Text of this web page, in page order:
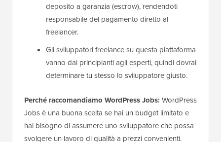
deposito a garanzia (escrow), rendendoti
responsabile del pagamento diretto al
freelancer.
Gli sviluppatori freelance su questa piattaforma
vanno dai principianti agli esperti, quindi dovrai
determinare tu stesso lo sviluppatore giusto.
Perché raccomandiamo WordPress Jobs: WordPress
Jobs è una buona scelta se hai un budget limitato e
hai bisogno di assumere uno sviluppatore che possa
svolgere un lavoro di qualità a prezzi convenienti.